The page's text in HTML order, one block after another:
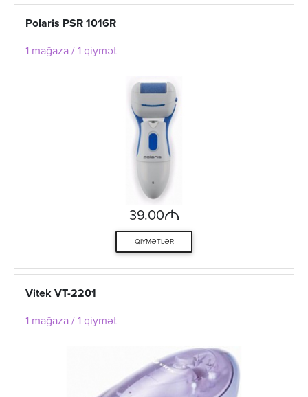
Polaris PSR 1016R
1 mağaza / 1 qiymət
39.00M
QIYMƏTLƏR
Vitek VT-2201
1 mağaza / 1 qiymət